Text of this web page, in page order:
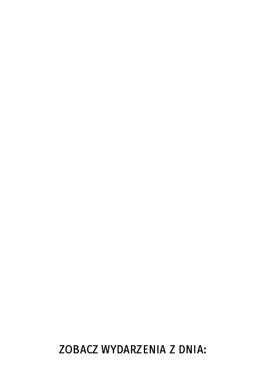
ZOBACZ WYDARZENIA Z DNIA: